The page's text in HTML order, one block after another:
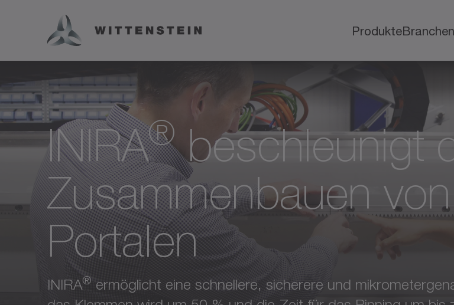
ProdukteBranchen
INIRA®beschleunigt
Zusammenbauen
Portalen
INIRA® ermöglicht eine schnellere, sicherere und